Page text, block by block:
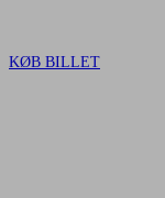
KØB BILLET